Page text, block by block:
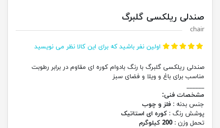
صندلی ریلکسی گلبرگ
chair
اولین نفر باشید که برای این کالا نظر می نویسید
صندلی ریلکسی گلبرگ با رنگ بادوام کوره ای مقاوم در برابر رطوبت
مناسب برای باغ و ویلا و فضای سبز
______
مشخصات فنی:
جنس بدنه : فلز و چوب
پوشش رنگ : کوره ای استاتیک
تحمل وزن : 200 کیلوگرم